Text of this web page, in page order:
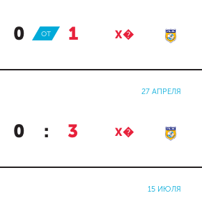
0 : 1 Х�
ОТ
27 АПРЕЛЯ
0 : 3 Х�
15 ИЮЛЯ